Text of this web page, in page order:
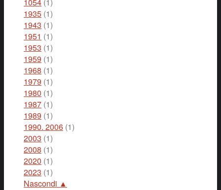
1054 (1)
1935 (1)
1943 (1)
1951 (1)
1953 (1)
1959 (1)
1968 (1)
1979 (1)
1980 (1)
1987 (1)
1989 (1)
1990. 2006 (1)
2003 (1)
2008 (1)
2020 (1)
2023 (1)
Nascondi ▲